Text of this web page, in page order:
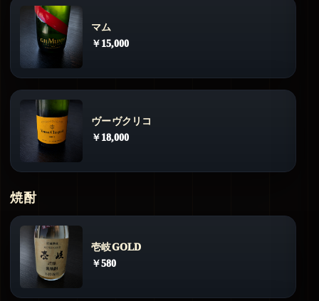
マム
￥15,000
ヴーヴクリコ
￥18,000
焼酎
壱岐GOLD
￥580